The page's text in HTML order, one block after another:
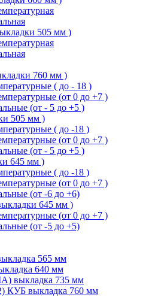
505 мм )
760 мм )
( до - 18 )
(от 0 до +7 )
(от - 5 до +5 )
505 мм )
( до -18 )
(от 0 до +7 )
(от - 5 до +5 )
645 мм )
( до -18 )
(от 0 до +7 )
(от -6 до +6)
645 мм )
(от 0 до +7 )
(от -5 до +5)
565 мм
640 мм
выкладка 735 мм
КУБ выкладка 760 мм